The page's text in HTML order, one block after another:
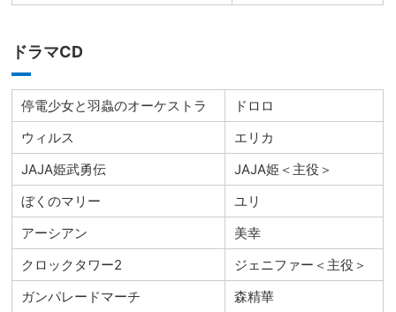
ドラマCD
停電少女と羽蟲のオーケストラ
ドロロ
ウィルス
エリカ
JAJA姫武勇伝
JAJA姫＜主役＞
ぼくのマリー
ユリ
アーシアン
美幸
クロックタワー2
ジェニファー＜主役＞
ガンパレードマーチ
森精華